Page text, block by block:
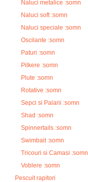
Naluci metalice :somn
Naluci soft :somn
Naluci speciale :somn
Oscilante :somn
Paturi :somn
Pilkere :somn
Plute :somn
Rotative :somn
Sepci si Palarii :somn
Shad :somn
Spinnertails :somn
Swimbait :somn
Tricouri si Camasi :somn
Voblere :somn
Pescuit rapitori